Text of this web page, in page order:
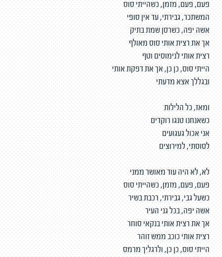
פעם, פעם, מזמן, כשהייתי סוס
המשתכר, גבירתי, עד אין סופי
אשה יפה, כשרסן שמת בתיק
אך את רצית אותי סוס מאולף
רצית אותי לנימוסים וטף
הייתי סוס, כן כן, אך את דפקת אותי
ובגללך אצא מדעתי
ומאז, כל הלילות
כשאנחנו טנגו רוקדים
אני אכול געגועים
לסוסתי, למירוצים
לא, לא היה עוד מאושר ממני
פעם, פעם, מזמן, כשהייתי סוס
כשעל גבי, גבירתי, רכבת בשיר
אשה יפה, בכל גני העיר
אך את רצית אותי בנקאי סוחר
רצית אותי כוכב ממש זוהר
הייתי סוס, כן כן, ולרגליך מרמס